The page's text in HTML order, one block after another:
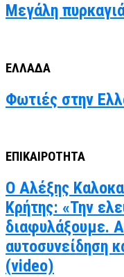
Μεγάλη
ΕΛΛΑΔΑ
Φωτιές στην
ΕΠΙΚΑΙΡΟΤΗΤΑ
Ο Αλέξης
Κρήτης: «Την
διαφυλάξουμε.
αυτοσυνείδηση
(video)